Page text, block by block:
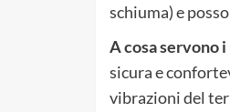
schiuma) e
A cosa servono
sicura e
vibrazioni del